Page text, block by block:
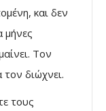
και δεν
μήνες
Τον
τον διώχνει.
τους